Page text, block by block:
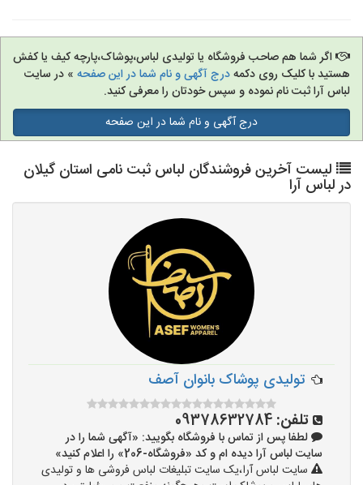
اگر شما هم صاحب فروشگاه یا تولیدی لباس،پوشاک،پارچه کیف یا کفش
هستید با کلیک روی دکمهدرج آگهی و نام شما در این صفحه » در سایت
لباس آرا ثبت نام نموده و سپس خودتان را معرفی کنید.
درج آگهی و نام شما در این صفحه
لیست آخرین فروشندگان لباس ثبت نامی استان گیلان
در لباس آرا
تولیدی پوشاک بانوان آصف
تلفن: 09378632784
لطفا پس از تماس با فروشگاه بگویید: «آگهی شما را در
سایت لباس آرا دیده ام و کد «فروشگاه-206» را اعلام کنید»
سایت لباس آرا،یک سایت تبلیغات لباس فروشی ها و تولیدی